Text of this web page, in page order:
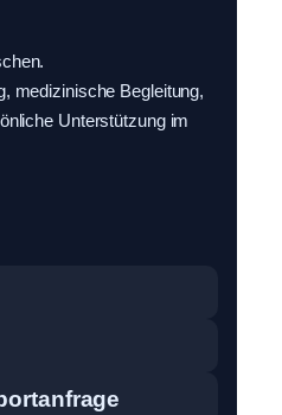
medizinische Begleitung,
Unterstützung im